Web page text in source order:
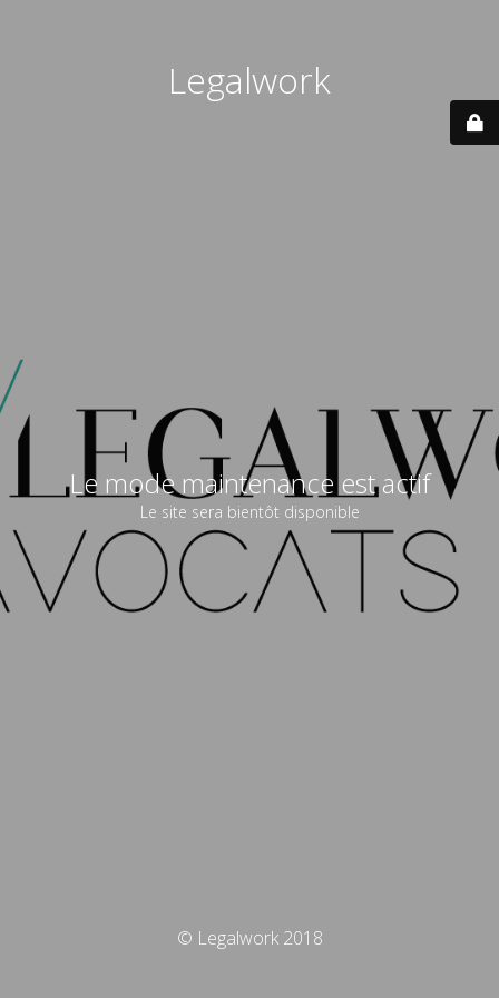
Legalwork
Le mode maintenance est actif
Le site sera bientôt disponible
© Legalwork 2018